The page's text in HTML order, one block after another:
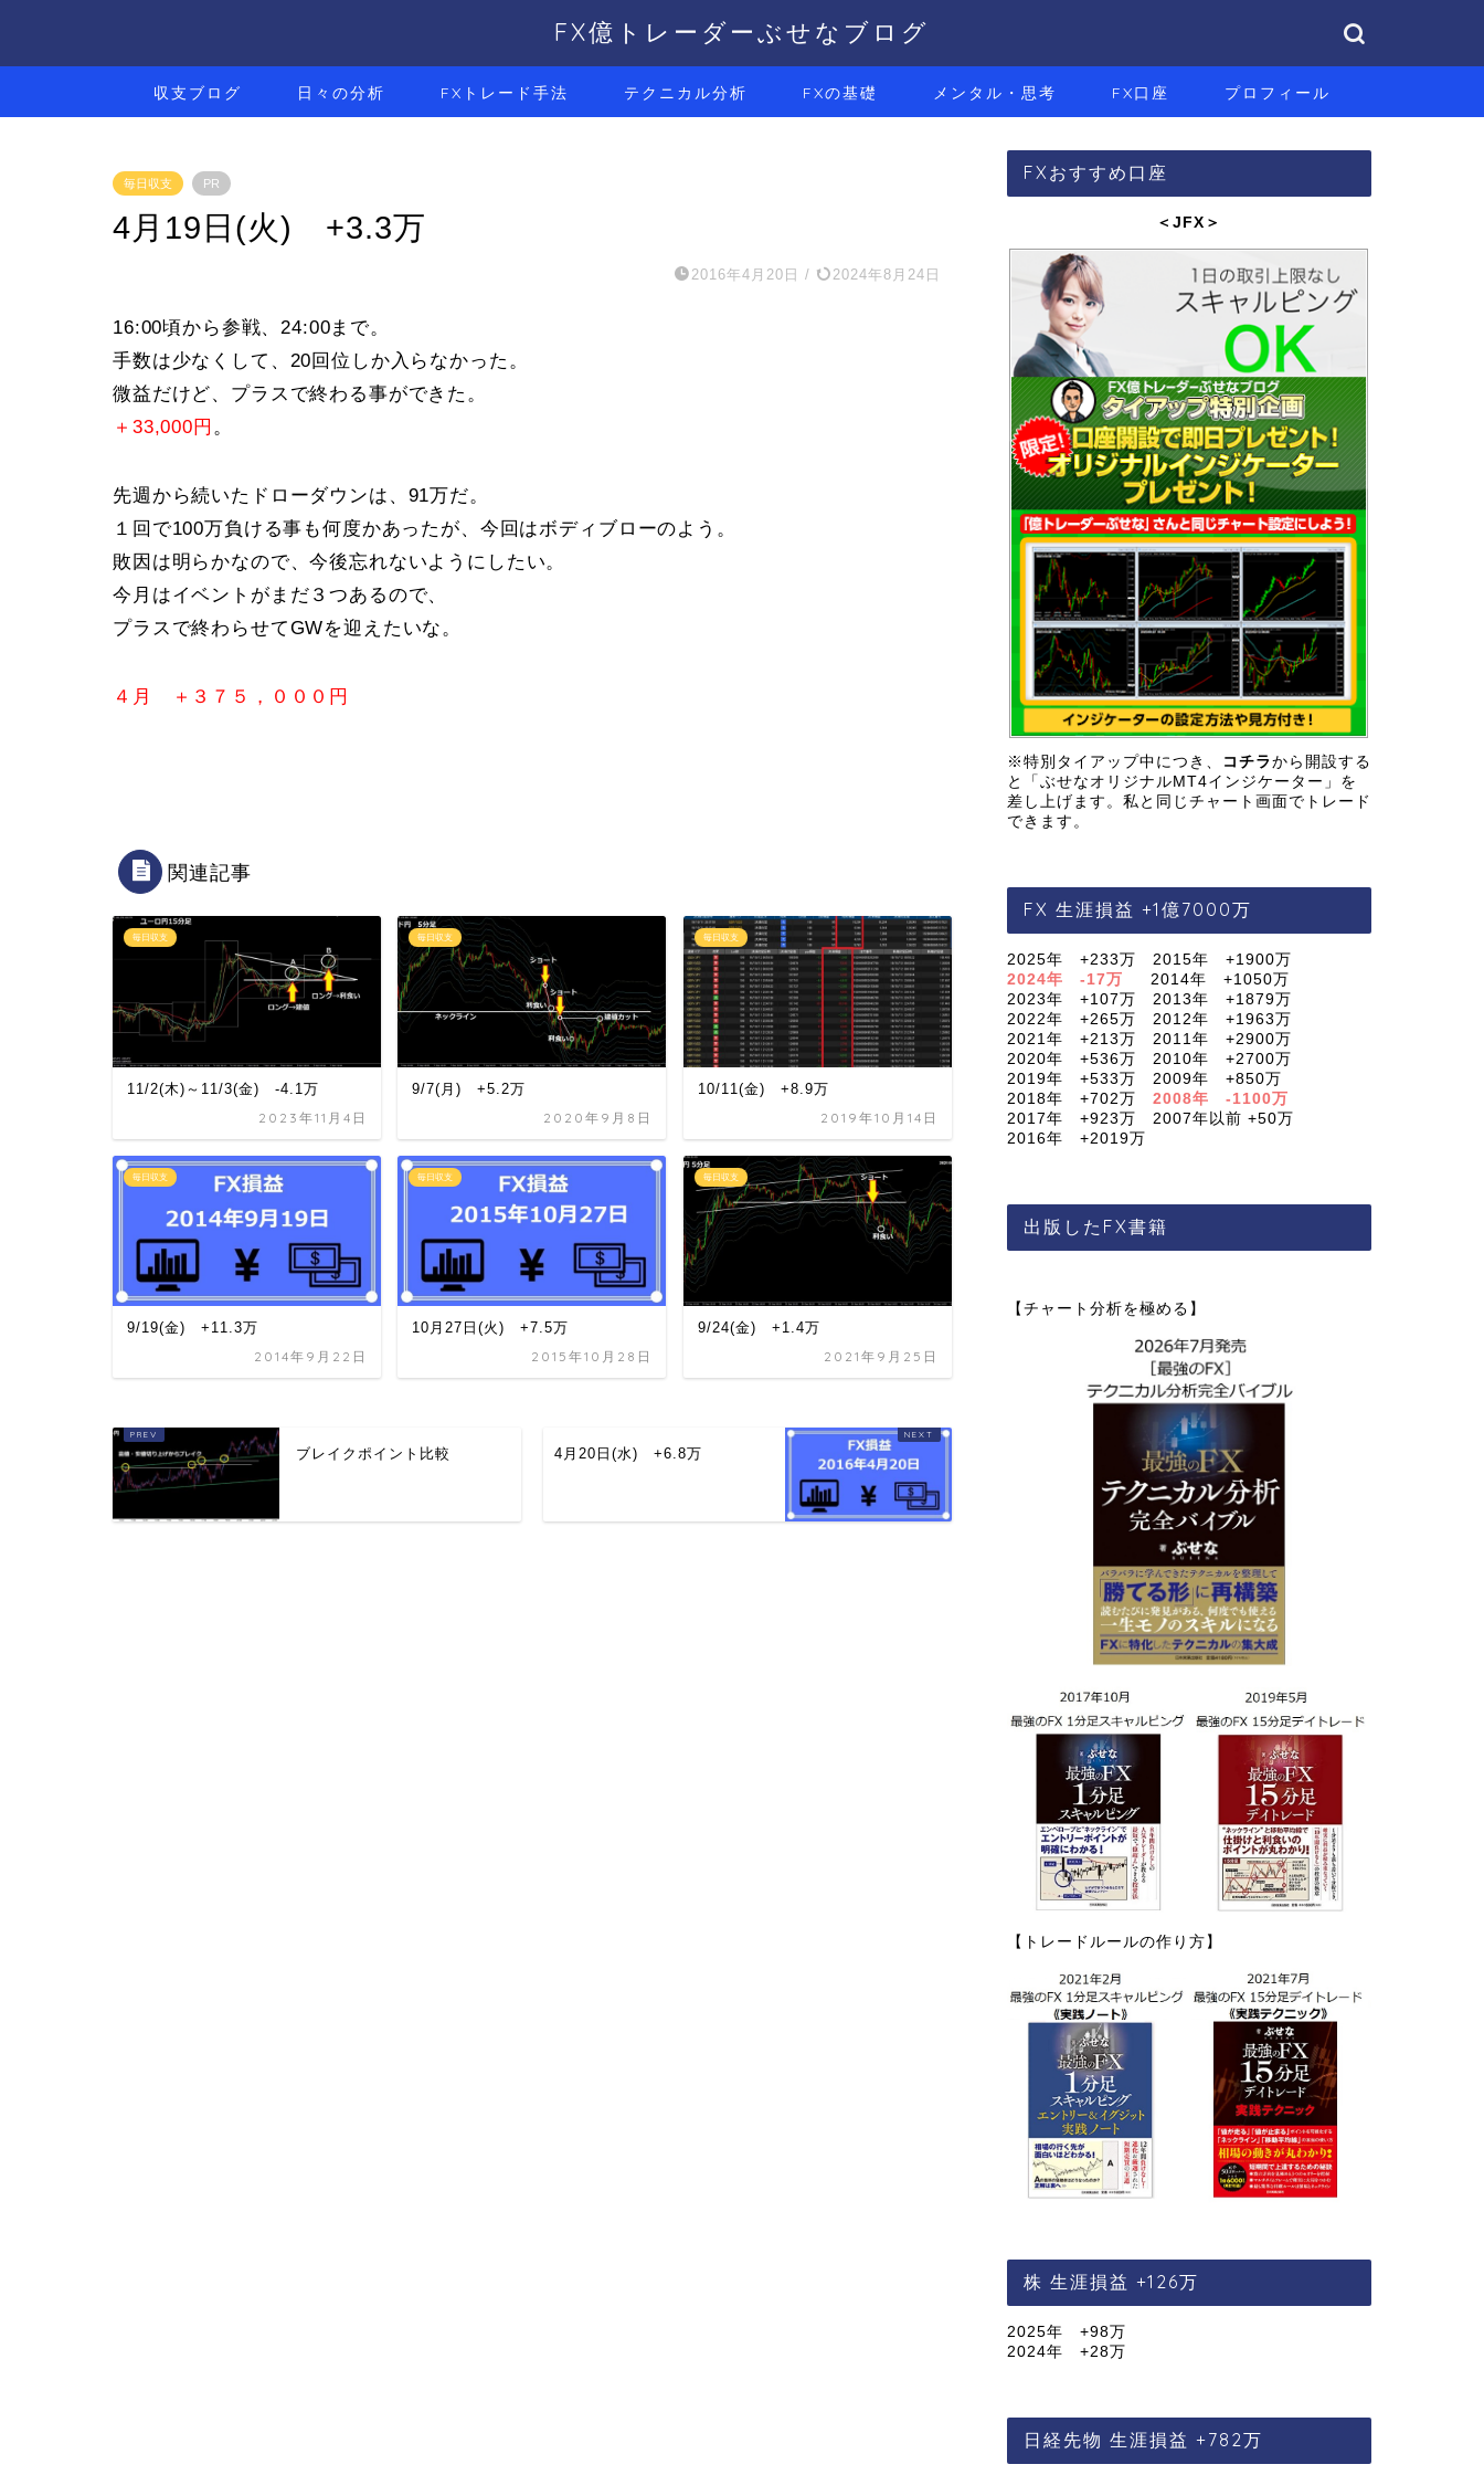
FX億トレーダーぶせなブログ
収支ブログ 日々の分析 FXトレード手法 テクニカル分析 FXの基礎 メンタル・思考 FX口座 プロフィール
毎日収支 PR
4月19日(火) +3.3万
2016年4月20日 / 2024年8月24日
16:00頃から参戦、24:00まで。
手数は少なくして、20回位しか入らなかった。
微益だけど、プラスで終わる事ができた。
＋33,000円 。
先週から続いたドローダウンは、91万だ。
１回で100万負ける事も何度かあったが、今回はボディブローのよう。
敗因は明らかなので、今後忘れないようにしたい。
今月はイベントがまだ３つあるので、
プラスで終わらせてGWを迎えたいな。
４月 ＋３７５，０００円
関連記事
毎日収支
11/2(木)～11/3(金) -4.1万
2023年11月4日
毎日収支
9/7(月) +5.2万
2020年9月8日
毎日収支
10/11(金) +8.9万
2019年10月14日
毎日収支
9/19(金) +11.3万
2014年9月22日
毎日収支
10月27日(火) +7.5万
2015年10月28日
毎日収支
9/24(金) +1.4万
2021年9月25日
ブレイクポイント比較 4月20日(水) +6.8万
FXおすすめ口座
＜JFX ＞
※特別タイアップ中につき、 コチラから開設する
と「ぶせなオリジナルMT4インジケーター」を
差し上げます。私と同じチャート画面でトレード
できます。
FX 生涯損益 +1億7000万
2025年 +233万 2015年 +1900万
2024年 -17万
2014年 +1050万
2023年 +107万 2013年 +1879万
2022年 +265万 2012年 +1963万
2021年 +213万 2011年 +2900万
2020年 +536万 2010年 +2700万
2019年 +533万 2009年 +850万
2018年 +702万 2008年 -1100万
2017年 +923万 2007年以前 +50万
2016年 +2019万
出版したFX書籍
【チャート分析を極める】
【トレードルールの作り方】
株 生涯損益 +126万
2025年 +98万
2024年 +28万
日経先物 生涯損益 +782万